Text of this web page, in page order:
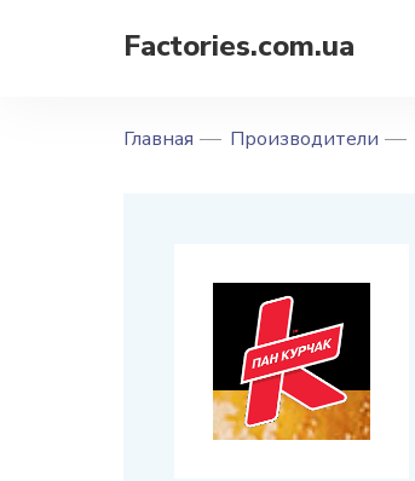
Factories.com.ua
Главная Производители